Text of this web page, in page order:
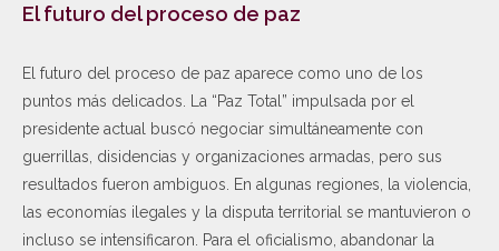
El futuro del proceso de paz
El futuro del proceso de paz aparece como uno de los
puntos más delicados. La “Paz Total” impulsada por el
presidente actual buscó negociar simultáneamente con
guerrillas, disidencias y organizaciones armadas, pero sus
resultados fueron ambiguos. En algunas regiones, la violencia,
las economías ilegales y la disputa territorial se mantuvieron o
incluso se intensificaron. Para el oficialismo, abandonar la